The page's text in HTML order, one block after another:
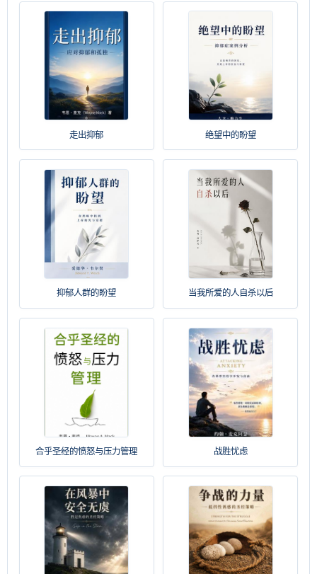
走出抑郁 绝望中的盼望
抑郁人群的盼望 当我所爱的人自杀以后
合乎圣经的愤怒与压力管理 战胜忧虑